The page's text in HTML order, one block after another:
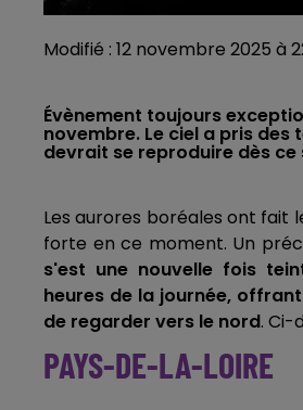
Modifié : 12 novembre 2025 à
Évènement toujours
novembre. Le ciel a pris
devrait se reproduire dès ce
Les aurores boréales ont fait
forte en ce moment. Un
s'est une nouvelle fois
heures de la journée,
de regarder vers le nord. Ci-
PAYS-DE-LA-LOIRE